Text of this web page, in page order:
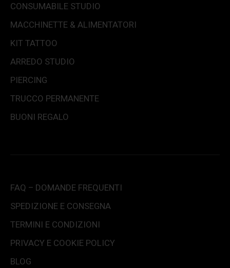
CONSUMABILE STUDIO
MACCHINETTE & ALIMENTATORI
KIT TATTOO
ARREDO STUDIO
PIERCING
TRUCCO PERMANENTE
BUONI REGALO
FAQ – DOMANDE FREQUENTI
SPEDIZIONE E CONSEGNA
TERMINI E CONDIZIONI
PRIVACY E COOKIE POLICY
BLOG